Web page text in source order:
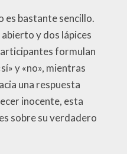
es bastante sencillo.
y dos lápices
formulan
y «no», mientras
una respuesta
inocente, esta
sobre su verdadero